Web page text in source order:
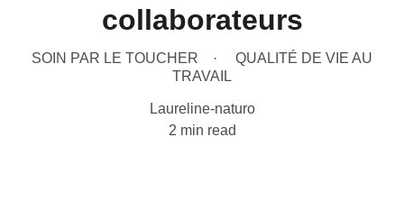
collaborateurs
SOIN PAR LE TOUCHER
QUALITÉ DE VIE AU
TRAVAIL
Laureline-naturo
2 min read